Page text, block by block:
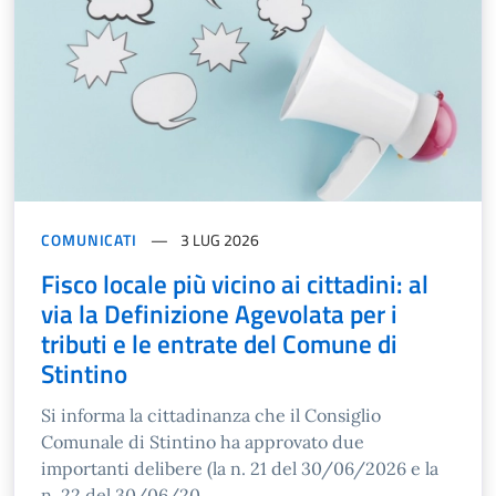
COMUNICATI 3 LUG 2026
Fisco locale più vicino ai cittadini: al
via la Definizione Agevolata per i
tributi e le entrate del Comune di
Stintino
Si informa la cittadinanza che il Consiglio
Comunale di Stintino ha approvato due
importanti delibere (la n. 21 del 30/06/2026 e la